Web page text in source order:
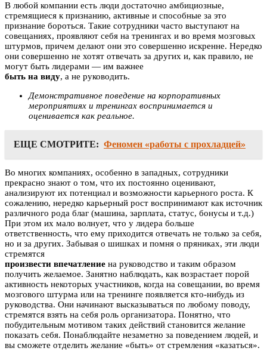
В любой компании есть люди достаточно амбициозные,
стремящиеся к признанию, активные и способные за это
признание бороться. Такие сотрудники часто выступают на
совещаниях, проявляют себя на тренингах и во время мозговых
штурмов, причем делают они это совершенно искренне. Нередко
они совершенно не хотят отвечать за других и, как правило, не
могут быть лидерами — им важнее
быть на виду, а не руководить.
Демонстративное поведение на корпоративных
мероприятиях и тренингах воспринимается и
оценивается как реальное.
ЕЩЕ СМОТРИТЕ: Феномен «работы с прохладцей»
Во многих компаниях, особенно в западных, сотрудники
прекрасно знают о том, что их постоянно оценивают,
анализируют их потенциал и возможности карьерного роста. К
сожалению, нередко карьерный рост воспринимают как источник
различного рода благ (машина, зарплата, статус, бонусы и т.д.)
При этом их мало волнует, что у лидера больше
ответственность, что ему приходится отвечать не только за себя,
но и за других. Забывая о шишках и помня о пряниках, эти люди
стремятся
произвести впечатление на руководство и таким образом
получить желаемое. Занятно наблюдать, как возрастает порой
активность некоторых участников, когда на совещании, во время
мозгового штурма или на тренинге появляется кто-нибудь из
руководства. Они начинают высказываться по любому поводу,
стремятся взять на себя роль организатора. Понятно, что
побудительным мотивом таких действий становится желание
показать себя. Понаблюдайте незаметно за поведением людей, и
вы сможете отделить желание «быть» от стремления «казаться».